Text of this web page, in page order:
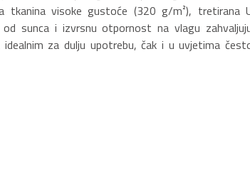
tkanina visoke gustoće (320 g/m²), tretirana
sunca i izvrsnu otpornost na vlagu
za dulju upotrebu, čak i u uvjetima